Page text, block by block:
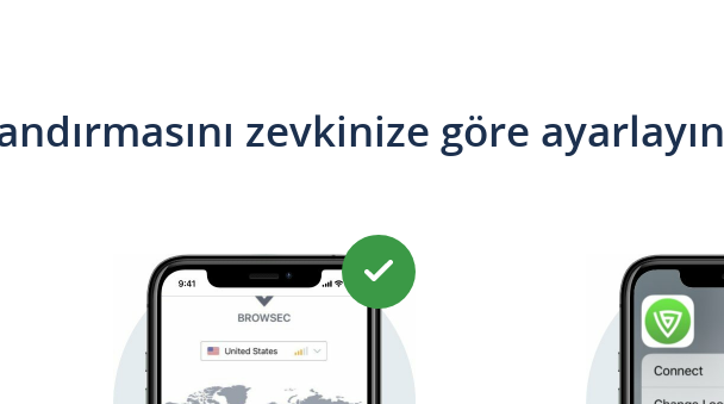
zevkinize göre ayarlayın